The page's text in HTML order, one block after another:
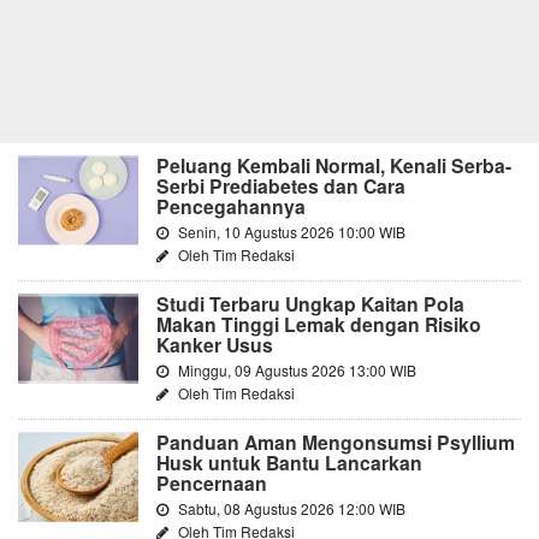
Peluang Kembali Normal, Kenali Serba-
Serbi Prediabetes dan Cara
Pencegahannya
Senin, 10 Agustus 2026 10:00 WIB
Oleh Tim Redaksi
Studi Terbaru Ungkap Kaitan Pola
Makan Tinggi Lemak dengan Risiko
Kanker Usus
Minggu, 09 Agustus 2026 13:00 WIB
Oleh Tim Redaksi
Panduan Aman Mengonsumsi Psyllium
Husk untuk Bantu Lancarkan
Pencernaan
Sabtu, 08 Agustus 2026 12:00 WIB
Oleh Tim Redaksi